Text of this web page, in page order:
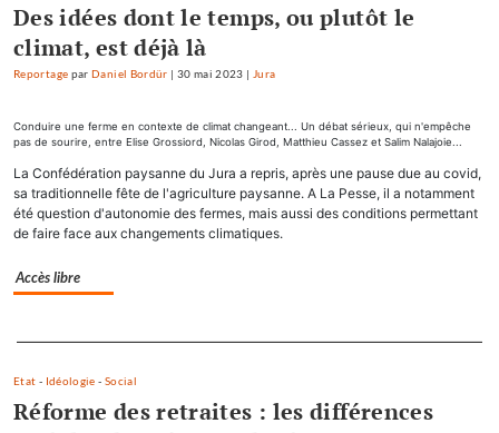
Des idées dont le temps, ou plutôt le
climat, est déjà là
Reportage par Daniel Bordür 30 mai 2023 Jura
Conduire une ferme en contexte de climat changeant... Un débat sérieux, qui n'empêche
pas de sourire, entre Elise Grossiord, Nicolas Girod, Matthieu Cassez et Salim Nalajoie...
La Confédération paysanne du Jura a repris, après une pause due au covid,
sa traditionnelle fête de l'agriculture paysanne. A La Pesse, il a notamment
été question d'autonomie des fermes, mais aussi des conditions permettant
de faire face aux changements climatiques.
Accès libre
Separateur
Etat - Idéologie - Social
Réforme des retraites : les différences